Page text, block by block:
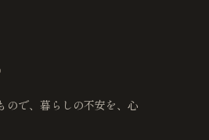
ので、暮らしの不安を、心